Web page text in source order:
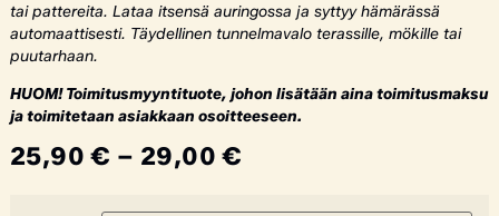
tai pattereita. Lataa itsensä auringossa ja syttyy hämärässä
automaattisesti. Täydellinen tunnelmavalo terassille, mökille tai
puutarhaan.
HUOM! Toimitusmyyntituote, johon lisätään aina toimitusmaksu
ja toimitetaan asiakkaan osoitteeseen.
25,90€ – 29,00€